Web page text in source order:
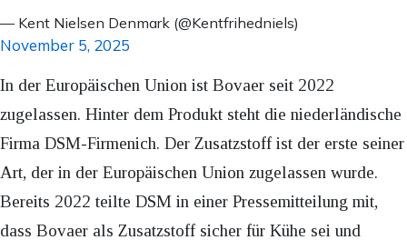
— Kent Nielsen Denmark (@Kentfrihedniels)
November 5, 2025
In der Europäischen Union ist Bovaer seit 2022
zugelassen. Hinter dem Produkt steht die niederländische
Firma DSM-Firmenich. Der Zusatzstoff ist der erste seiner
Art, der in der Europäischen Union zugelassen wurde.
Bereits 2022 teilte DSM in einer Pressemitteilung mit,
dass Bovaer als Zusatzstoff sicher für Kühe sei und